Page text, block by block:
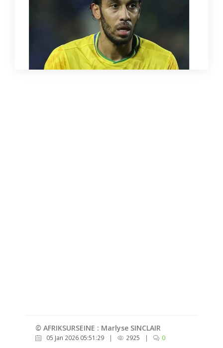
© AFRIKSURSEINE : Marlyse SINCLAIR
05 Jan 2026 05:51:29 | 2925 | 0